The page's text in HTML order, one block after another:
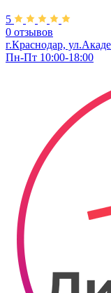
5
0 отзывов
г.Краснодар,
Пн-Пт 10:00-18:00